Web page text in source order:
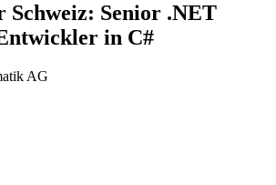
Schweiz: Senior .NET
in C#
AG